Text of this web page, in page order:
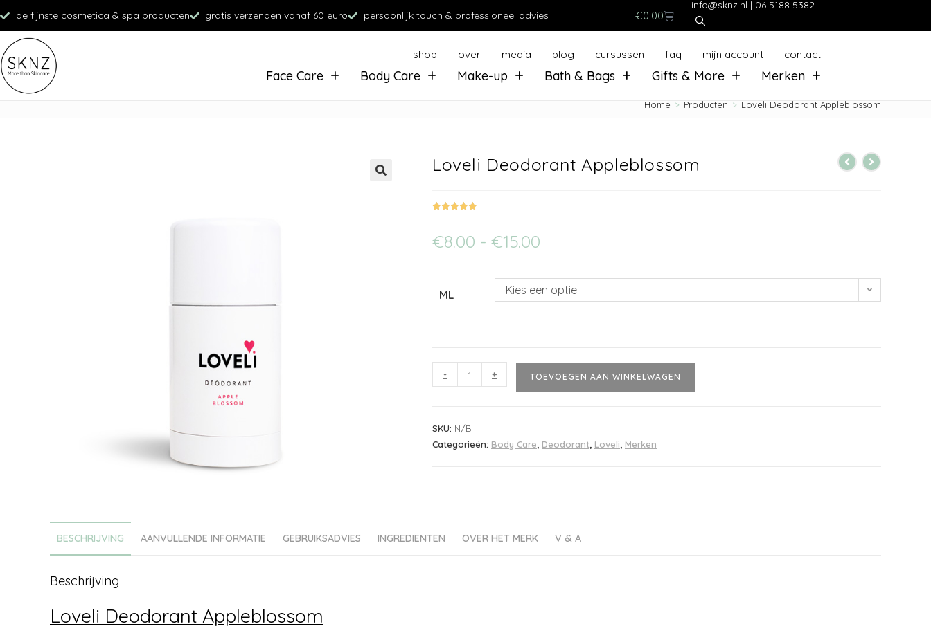
de fijnste cosmetica & spa producten gratis verzenden vanaf 60 euro persoonlijk touch & professioneel advies €0.00
info@sknz.nl | 06 5188 5382
shop over media blog cursussen faq mijn account contact
Face Care Body Care Make-up Bath & Bags Gifts & More Merken
Home > Producten > Loveli Deodorant Appleblossom
Loveli Deodorant Appleblossom
gebaseerd
€8.00 - €15.00
ML Kies een optie
- + TOEVOEGEN AAN WINKELWAGEN
SKU: N/B
Categorieën: Body Care, Deodorant, Loveli, Merken
BESCHRIJVING AANVULLENDE INFORMATIE GEBRUIKSADVIES INGREDIËNTEN OVER HET MERK V & A
Beschrijving
Loveli Deodorant Appleblossom